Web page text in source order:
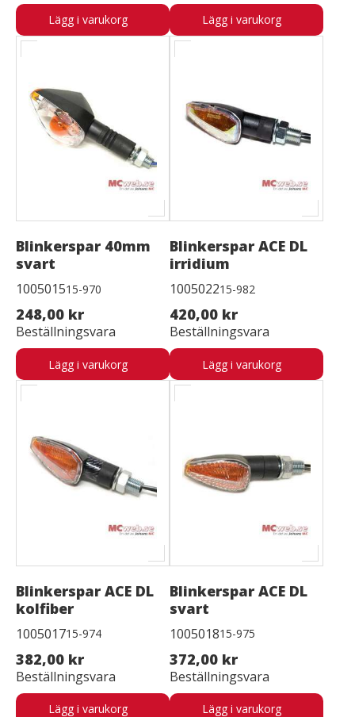
Lägg i varukorg Lägg i varukorg
Blinkerspar 40mm
svart
100501515-970
248,00 kr
Beställningsvara
Lägg i varukorg
Blinkerspar ACE DL
irridium
100502215-982
420,00 kr
Beställningsvara
Lägg i varukorg
Blinkerspar ACE DL
kolfiber
100501715-974
382,00 kr
Beställningsvara
Lägg i varukorg
Blinkerspar ACE DL
svart
100501815-975
372,00 kr
Beställningsvara
Lägg i varukorg